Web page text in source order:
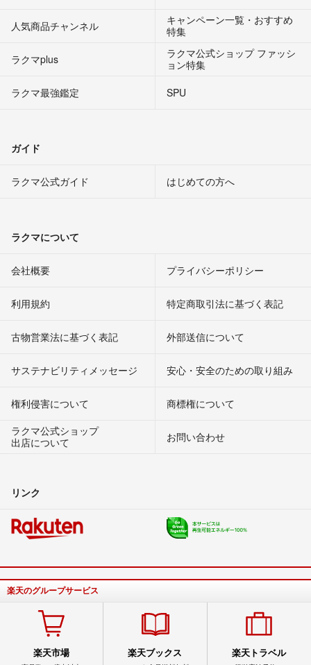
人気商品チャンネル
キャンペーン一覧・おすすめ
特集
ラクマplus
ラクマ公式ショップ ファッシ
ョン特集
ラクマ最強鑑定
SPU
ガイド
ラクマ公式ガイド はじめての方へ
ラクマについて
会社概要 プライバシーポリシー
利用規約 特定商取引法に基づく表記
古物営業法に基づく表記 外部送信について
サステナビリティメッセージ 安心・安全のための取り組み
権利侵害について
商標権について
ラクマ公式ショップ
出店について
お問い合わせ
リンク
楽天のグループサービス
楽天市場 楽天ブックス 楽天トラベル